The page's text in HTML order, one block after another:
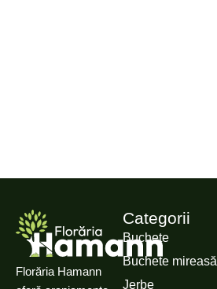
Florăria Hamann
Categorii
Buchete
Buchete mireasă
Jerbe